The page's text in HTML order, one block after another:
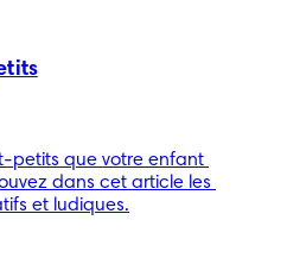
petits que votre enfant
dans cet article les
et ludiques.